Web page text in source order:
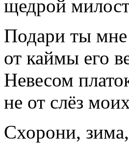
щедрой
Подари ты мне
от каймы его
Невесом
не от слёз
Схорони,